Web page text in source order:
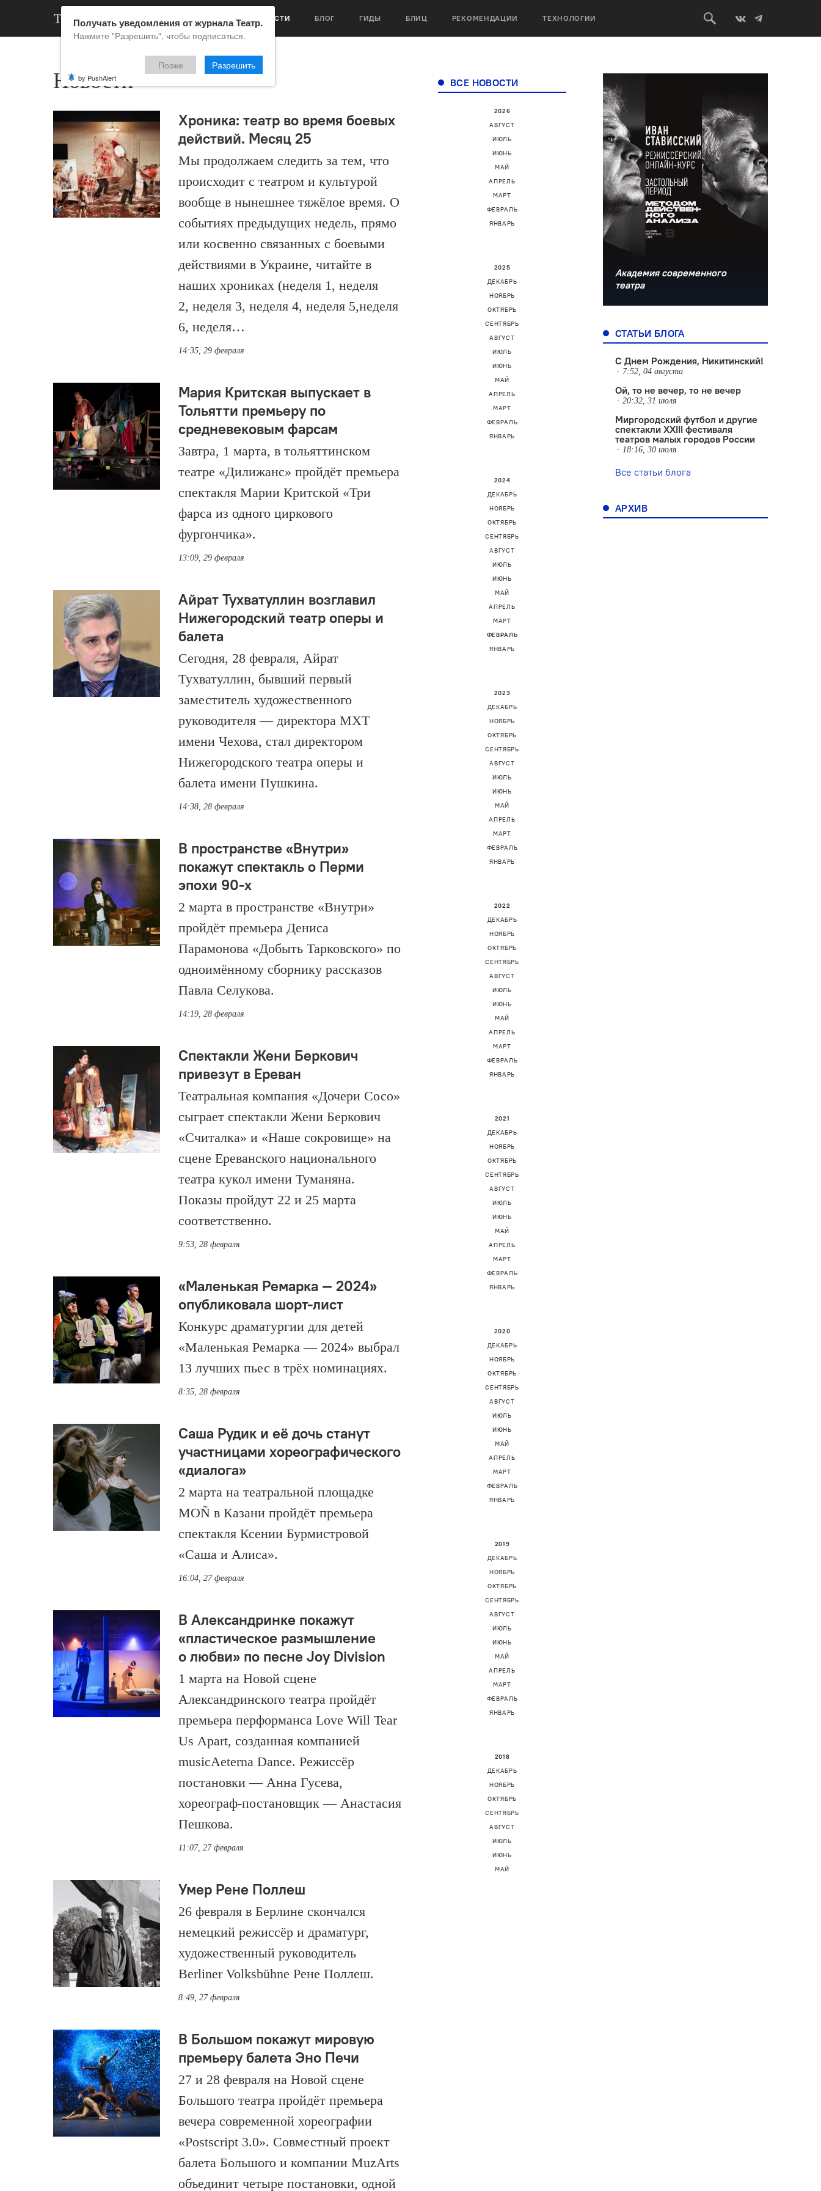
НОВОСТИ БЛОГ ГИДЫ БЛИЦ РЕКОМЕНДАЦИИ ТЕХНОЛОГИИ
Новости
Хроника: театр во время боевых
действий. Месяц 25
Мы продолжаем следить за тем, что
происходит с театром и культурой
вообще в нынешнее тяжёлое время. О
событиях предыдущих недель, прямо
или косвенно связанных с боевыми
действиями в Украине, читайте в
наших хрониках (неделя 1, неделя
2, неделя 3, неделя 4, неделя 5,неделя
6, неделя…
14:35, 29 февраля
Мария Критская выпускает в
Тольятти премьеру по
средневековым фарсам
Завтра, 1 марта, в тольяттинском
театре «Дилижанс» пройдёт премьера
спектакля Марии Критской «Три
фарса из одного циркового
фургончика».
13:09, 29 февраля
Айрат Тухватуллин возглавил
Нижегородский театр оперы и
балета
Сегодня, 28 февраля, Айрат
Тухватуллин, бывший первый
заместитель художественного
руководителя — директора МХТ
имени Чехова, стал директором
Нижегородского театра оперы и
балета имени Пушкина.
14:38, 28 февраля
В пространстве «Внутри»
покажут спектакль о Перми
эпохи 90-х
2 марта в пространстве «Внутри»
пройдёт премьера Дениса
Парамонова «Добыть Тарковского» по
одноимённому сборнику рассказов
Павла Селукова.
14:19, 28 февраля
Спектакли Жени Беркович
привезут в Ереван
Театральная компания «Дочери Сосо»
сыграет спектакли Жени Беркович
«Считалка» и «Наше сокровище» на
сцене Ереванского национального
театра кукол имени Туманяна.
Показы пройдут 22 и 25 марта
соответственно.
9:53, 28 февраля
«Маленькая Ремарка — 2024»
опубликовала шорт-лист
Конкурс драматургии для детей
«Маленькая Ремарка — 2024» выбрал
13 лучших пьес в трёх номинациях.
8:35, 28 февраля
Саша Рудик и её дочь станут
участницами хореографического
«диалога»
2 марта на театральной площадке
MOÑ в Казани пройдёт премьера
спектакля Ксении Бурмистровой
«Саша и Алиса».
16:04, 27 февраля
В Александринке покажут
«пластическое размышление
о любви» по песне Joy Division
1 марта на Новой сцене
Александринского театра пройдёт
премьера перформанса Love Will Tear
Us Apart, созданная компанией
musicAeterna Dance. Режиссёр
постановки — Анна Гусева,
хореограф-постановщик — Анастасия
Пешкова.
11:07, 27 февраля
Умер Рене Поллеш
26 февраля в Берлине скончался
немецкий режиссёр и драматург,
художественный руководитель
Berliner Volksbühne Рене Поллеш.
8:49, 27 февраля
В Большом покажут мировую
премьеру балета Эно Печи
27 и 28 февраля на Новой сцене
Большого театра пройдёт премьера
вечера современной хореографии
«Postscript 3.0». Совместный проект
балета Большого и компании MuzArts
объединит четыре постановки, одной
ВСЕ НОВОСТИ
2026
АВГУСТ
ИЮЛЬ
ИЮНЬ
МАЙ
АПРЕЛЬ
МАРТ
ФЕВРАЛЬ
ЯНВАРЬ
2025
ДЕКАБРЬ
НОЯБРЬ
ОКТЯБРЬ
СЕНТЯБРЬ
АВГУСТ
ИЮЛЬ
ИЮНЬ
МАЙ
АПРЕЛЬ
МАРТ
ФЕВРАЛЬ
ЯНВАРЬ
2024
ДЕКАБРЬ
НОЯБРЬ
ОКТЯБРЬ
СЕНТЯБРЬ
АВГУСТ
ИЮЛЬ
ИЮНЬ
МАЙ
АПРЕЛЬ
МАРТ
ФЕВРАЛЬ
ЯНВАРЬ
2023
ДЕКАБРЬ
НОЯБРЬ
ОКТЯБРЬ
СЕНТЯБРЬ
АВГУСТ
ИЮЛЬ
ИЮНЬ
МАЙ
АПРЕЛЬ
МАРТ
ФЕВРАЛЬ
ЯНВАРЬ
2022
ДЕКАБРЬ
НОЯБРЬ
ОКТЯБРЬ
СЕНТЯБРЬ
АВГУСТ
ИЮЛЬ
ИЮНЬ
МАЙ
АПРЕЛЬ
МАРТ
ФЕВРАЛЬ
ЯНВАРЬ
2021
ДЕКАБРЬ
НОЯБРЬ
ОКТЯБРЬ
СЕНТЯБРЬ
АВГУСТ
ИЮЛЬ
ИЮНЬ
МАЙ
АПРЕЛЬ
МАРТ
ФЕВРАЛЬ
ЯНВАРЬ
2020
ДЕКАБРЬ
НОЯБРЬ
ОКТЯБРЬ
СЕНТЯБРЬ
АВГУСТ
ИЮЛЬ
ИЮНЬ
МАЙ
АПРЕЛЬ
МАРТ
ФЕВРАЛЬ
ЯНВАРЬ
2019
ДЕКАБРЬ
НОЯБРЬ
ОКТЯБРЬ
СЕНТЯБРЬ
АВГУСТ
ИЮЛЬ
ИЮНЬ
МАЙ
АПРЕЛЬ
МАРТ
ФЕВРАЛЬ
ЯНВАРЬ
2018
ДЕКАБРЬ
НОЯБРЬ
ОКТЯБРЬ
СЕНТЯБРЬ
АВГУСТ
ИЮЛЬ
ИЮНЬ
МАЙ
Академия современного
театра
СТАТЬИ БЛОГА
С Днем Рождения, Никитинский!
7:52, 04 августа
Ой, то не вечер, то не вечер
20:32, 31 июля
Миргородский футбол и другие
спектакли XXIII фестиваля
театров малых городов России
18:16, 30 июля
Все статьи блога
АРХИВ
Получать уведомления от журнала Театр.
Нажмите "Разрешить", чтобы подписаться.
Позже Разрешить
by PushAlert